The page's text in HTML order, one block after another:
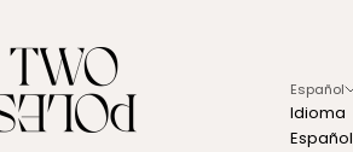
TWO POLES COSMETICS
Español
Idioma
Español